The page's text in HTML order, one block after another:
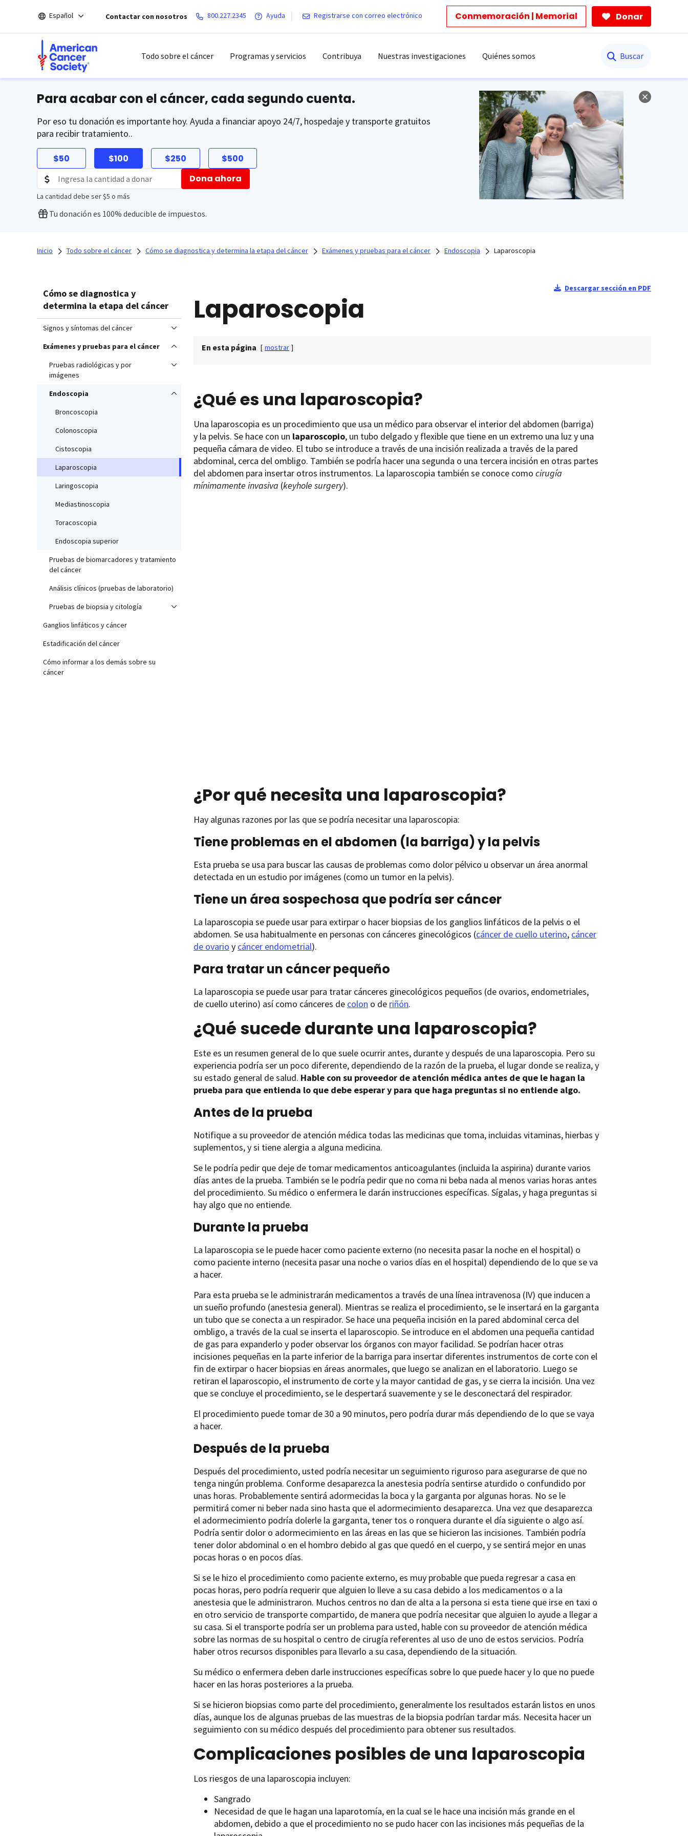
el
Español Contactar con nosotros 800.227.2345 Ayuda Registrarse con correo electrónico Conmemoración | Memorial Donar
Todo sobre el cáncer Programas y servicios Contribuya Nuestras investigaciones Quiénes somos
Para acabar con el cáncer, cada segundo cuenta.
Por eso tu donación es importante hoy. Ayuda a financiar apoyo 24/7, hospedaje y transporte gratuitos
para recibir tratamiento..
$50 $100 $250 $500
La cantidad debe ser $5 o más
Dona ahora
Tu donación es 100% deducible de impuestos.
Inicio Todo sobre el cáncer Cómo se diagnostica y determina la etapa del cáncer Exámenes y pruebas para el cáncer Endoscopia Laparoscopia
Cómo se diagnostica y
determina la etapa del cáncer
Signos y síntomas del cáncer
Exámenes y pruebas para el cáncer
Pruebas radiológicas y por
imágenes
Endoscopia
Broncoscopia
Colonoscopia
Cistoscopia
Laparoscopia
Laringoscopia
Mediastinoscopia
Toracoscopia
Endoscopia superior
Pruebas de biomarcadores y tratamiento
del cáncer
Análisis clínicos (pruebas de laboratorio)
Pruebas de biopsia y citología
Ganglios linfáticos y cáncer
Estadificación del cáncer
Cómo informar a los demás sobre su
cáncer
Descargar sección en PDF
Laparoscopia
En esta página [ mostrar ]
¿Qué es una laparoscopia?
Una laparoscopia es un procedimiento que usa un médico para observar el interior del abdomen (barriga)
y la pelvis. Se hace con un laparoscopio, un tubo delgado y flexible que tiene en un extremo una luz y una
pequeña cámara de video. El tubo se introduce a través de una incisión realizada a través de la pared
abdominal, cerca del ombligo. También se podría hacer una segunda o una tercera incisión en otras partes
del abdomen para insertar otros instrumentos. La laparoscopia también se conoce como cirugía
mínimamente invasiva (keyhole surgery).
¿Por qué necesita una laparoscopia?
Hay algunas razones por las que se podría necesitar una laparoscopia:
Tiene problemas en el abdomen (la barriga) y la pelvis
Esta prueba se usa para buscar las causas de problemas como dolor pélvico u observar un área anormal
detectada en un estudio por imágenes (como un tumor en la pelvis).
Tiene un área sospechosa que podría ser cáncer
La laparoscopia se puede usar para extirpar o hacer biopsias de los ganglios linfáticos de la pelvis o el
abdomen. Se usa habitualmente en personas con cánceres ginecológicos (cáncer de cuello uterino, cáncer
de ovario y cáncer endometrial).
Para tratar un cáncer pequeño
La laparoscopia se puede usar para tratar cánceres ginecológicos pequeños (de ovarios, endometriales,
de cuello uterino) así como cánceres de colon o de riñón.
¿Qué sucede durante una laparoscopia?
Este es un resumen general de lo que suele ocurrir antes, durante y después de una laparoscopia. Pero su
experiencia podría ser un poco diferente, dependiendo de la razón de la prueba, el lugar donde se realiza, y
su estado general de salud. Hable con su proveedor de atención médica antes de que le hagan la
prueba para que entienda lo que debe esperar y para que haga preguntas si no entiende algo.
Antes de la prueba
Notifique a su proveedor de atención médica todas las medicinas que toma, incluidas vitaminas, hierbas y
suplementos, y si tiene alergia a alguna medicina.
Se le podría pedir que deje de tomar medicamentos anticoagulantes (incluida la aspirina) durante varios
días antes de la prueba. También se le podría pedir que no coma ni beba nada al menos varias horas antes
del procedimiento. Su médico o enfermera le darán instrucciones específicas. Sígalas, y haga preguntas si
hay algo que no entiende.
Durante la prueba
La laparoscopia se le puede hacer como paciente externo (no necesita pasar la noche en el hospital) o
como paciente interno (necesita pasar una noche o varios días en el hospital) dependiendo de lo que se va
a hacer.
Para esta prueba se le administrarán medicamentos a través de una línea intravenosa (IV) que inducen a
un sueño profundo (anestesia general). Mientras se realiza el procedimiento, se le insertará en la garganta
un tubo que se conecta a un respirador. Se hace una pequeña incisión en la pared abdominal cerca del
ombligo, a través de la cual se inserta el laparoscopio. Se introduce en el abdomen una pequeña cantidad
de gas para expanderlo y poder observar los órganos con mayor facilidad. Se podrían hacer otras
incisiones pequeñas en la parte inferior de la barriga para insertar diferentes instrumentos de corte con el
fin de extirpar o hacer biopsias en áreas anormales, que luego se analizan en el laboratorio. Luego se
retiran el laparoscopio, el instrumento de corte y la mayor cantidad de gas, y se cierra la incisión. Una vez
que se concluye el procedimiento, se le despertará suavemente y se le desconectará del respirador.
El procedimiento puede tomar de 30 a 90 minutos, pero podría durar más dependiendo de lo que se vaya
a hacer.
Después de la prueba
Después del procedimiento, usted podría necesitar un seguimiento riguroso para asegurarse de que no
tenga ningún problema. Conforme desaparezca la anestesia podría sentirse aturdido o confundido por
unas horas. Probablemente sentirá adormecidas la boca y la garganta por algunas horas. No se le
permitirá comer ni beber nada sino hasta que el adormecimiento desaparezca. Una vez que desaparezca
el adormecimiento podría dolerle la garganta, tener tos o ronquera durante el día siguiente o algo así.
Podría sentir dolor o adormecimiento en las áreas en las que se hicieron las incisiones. También podría
tener dolor abdominal o en el hombro debido al gas que quedó en el cuerpo, y se sentirá mejor en unas
pocas horas o en pocos días.
Si se le hizo el procedimiento como paciente externo, es muy probable que pueda regresar a casa en
pocas horas, pero podría requerir que alguien lo lleve a su casa debido a los medicamentos o a la
anestesia que le administraron. Muchos centros no dan de alta a la persona si esta tiene que irse en taxi o
en otro servicio de transporte compartido, de manera que podría necesitar que alguien lo ayude a llegar a
su casa. Si el transporte podría ser un problema para usted, hable con su proveedor de atención médica
sobre las normas de su hospital o centro de cirugía referentes al uso de uno de estos servicios. Podría
haber otros recursos disponibles para llevarlo a su casa, dependiendo de la situación.
Su médico o enfermera deben darle instrucciones específicas sobre lo que puede hacer y lo que no puede
hacer en las horas posteriores a la prueba.
Si se hicieron biopsias como parte del procedimiento, generalmente los resultados estarán listos en unos
días, aunque los de algunas pruebas de las muestras de la biopsia podrían tardar más. Necesita hacer un
seguimiento con su médico después del procedimiento para obtener sus resultados.
Complicaciones posibles de una laparoscopia
Los riesgos de una laparoscopia incluyen:
Sangrado
Necesidad de que le hagan una laparotomía, en la cual se le hace una incisión más grande en el
abdomen, debido a que el procedimiento no se pudo hacer con las incisiones más pequeñas de la